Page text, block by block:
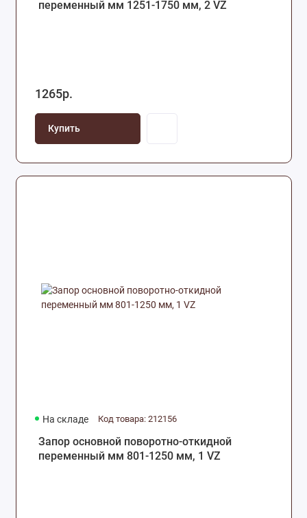
переменный мм 1251-1750 мм, 2 VZ
1265р.
Купить
На складе Код товара: 212156
Запор основной поворотно-откидной
переменный мм 801-1250 мм, 1 VZ